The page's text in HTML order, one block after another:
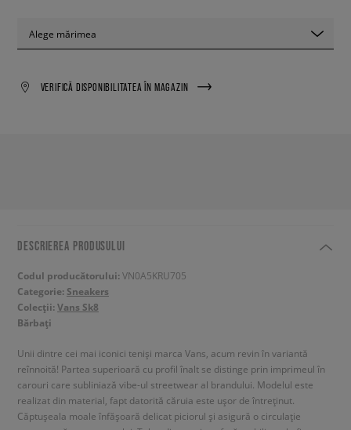
Alege mărimea
VERIFICĂ DISPONIBILITATEA ÎN MAGAZIN
DESCRIEREA PRODUSULUI
Codul producătorului:VN0A5KRU705
Categorie: Sneakers
Colecții:Vans Sk8
Bărbați
Unii dintre cei mai iconici teniși marca Vans, acum revin în variantă
reînnoită! Partea superioară cu profil înalt se distinge prin imprimeul în
carouri care subliniază vibe-ul streetwear al brandului. Modelul este
realizat din material, fapt datorită căruia este ușor de întreținut.
Căptușeala moale înfășoară delicat piciorul și asigură o circulație